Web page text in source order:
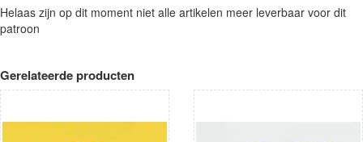
Helaas zijn op dit moment niet alle artikelen meer leverbaar voor dit
patroon
Gerelateerde producten